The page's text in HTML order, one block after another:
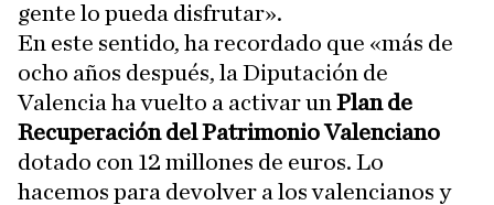
gente lo pueda disfrutar».
En este sentido, ha recordado que «más de
ocho años después, la Diputación de
Valencia ha vuelto a activar un Plan de
Recuperación del Patrimonio Valenciano
dotado con 12 millones de euros. Lo
hacemos para devolver a los valencianos y